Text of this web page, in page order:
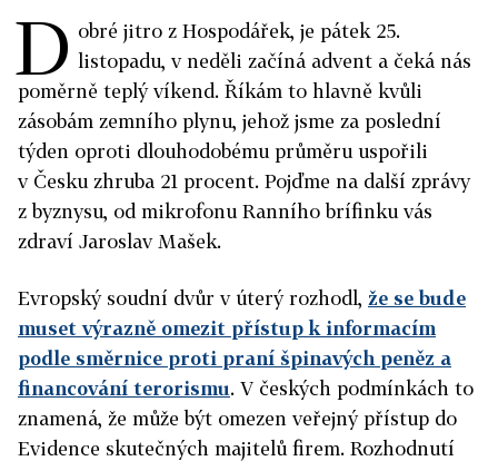
D obré jitro z Hospodářek, je pátek 25.
listopadu, v neděli začíná advent a čeká nás
poměrně teplý víkend. Říkám to hlavně kvůli
zásobám zemního plynu, jehož jsme za poslední
týden oproti dlouhodobému průměru uspořili
v Česku zhruba 21 procent. Pojďme na další zprávy
z byznysu, od mikrofonu Ranního brífinku vás
zdraví Jaroslav Mašek.
Evropský soudní dvůr v úterý rozhodl, že se bude
muset výrazně omezit přístup k informacím
podle směrnice proti praní špinavých peněz a
financování terorismu. V českých podmínkách to
znamená, že může být omezen veřejný přístup do
Evidence skutečných majitelů firem. Rozhodnutí